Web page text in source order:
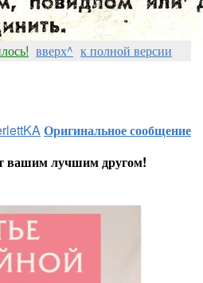
вверх^ к полной версии
Оригинальное сообщение
вашим лучшим другом!